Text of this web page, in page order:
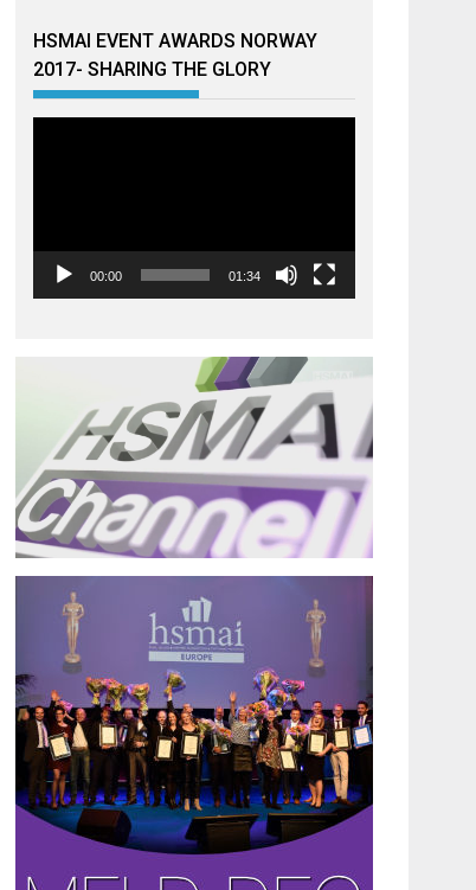
HSMAI EVENT AWARDS NORWAY
2017- SHARING THE GLORY
00:00 01:34